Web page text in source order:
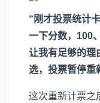
“刚才投票统计
一下分数，100
让我有足够的理
选，投票暂停重
这次重新计票之